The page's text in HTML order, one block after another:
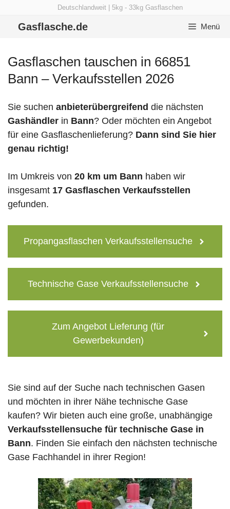
Deutschlandweit | 5kg - 33kg Gasflaschen
Gasflasche.de Menü
Gasflaschen tauschen in 66851
Bann – Verkaufsstellen 2026
Sie suchen anbieterübergreifend die nächsten
Gashändler in Bann? Oder möchten ein Angebot
für eine Gasflaschenlieferung? Dann sind Sie hier
genau richtig!
Im Umkreis von 20 km um Bann haben wir
insgesamt 17 Gasflaschen Verkaufsstellen
gefunden.
Propangasflaschen Verkaufsstellensuche
Technische Gase Verkaufsstellensuche
Zum Angebot Lieferung (für
Gewerbekunden)
Sie sind auf der Suche nach technischen Gasen
und möchten in ihrer Nähe technische Gase
kaufen? Wir bieten auch eine große, unabhängige
Verkaufsstellensuche für technische Gase in
Bann. Finden Sie einfach den nächsten technische
Gase Fachhandel in ihrer Region!